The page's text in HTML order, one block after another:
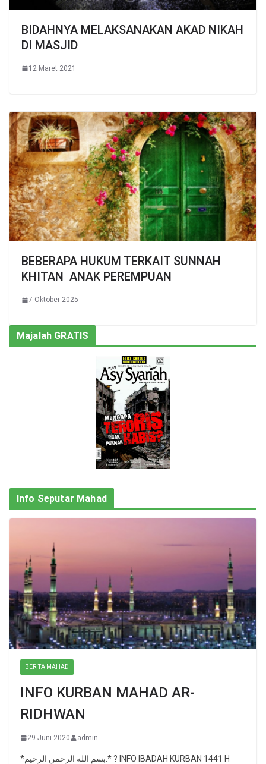
BIDAHNYA MELAKSANAKAN AKAD NIKAH
DI MASJID
12 Maret 2021
BEBERAPA HUKUM TERKAIT SUNNAH
KHITAN ANAK PEREMPUAN
7 Oktober 2025
Majalah GRATIS
Info Seputar Mahad
BERITA MAHAD
INFO KURBAN MAHAD AR-
RIDHWAN
29 Juni 2020 admin
*بسم الله الرحمن الرحيم.* ? INFO IBADAH KURBAN 1441 H